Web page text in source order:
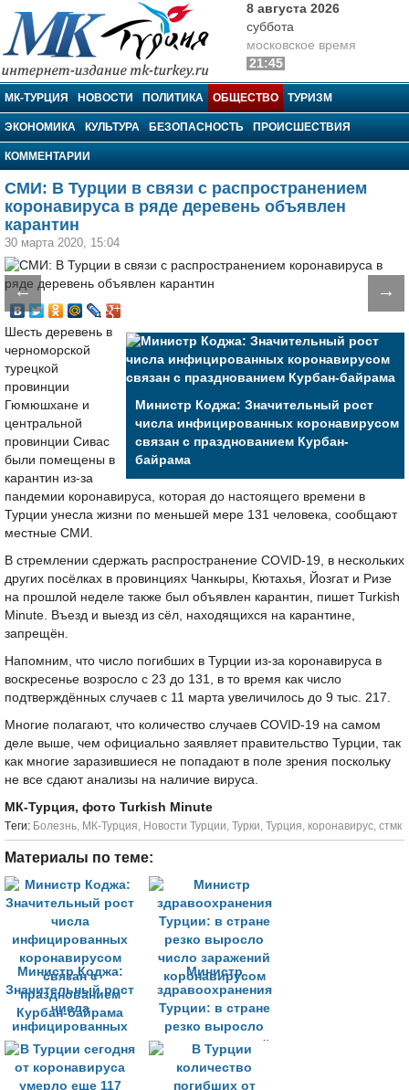
МК-Турция
8 августа 2026
суббота
московское время
21:45
МК-ТУРЦИЯ НОВОСТИ ПОЛИТИКА ОБЩЕСТВО ТУРИЗМ
ЭКОНОМИКА КУЛЬТУРА БЕЗОПАСНОСТЬ ПРОИСШЕСТВИЯ
КОММЕНТАРИИ
СМИ: В Турции в связи с распространением
коронавируса в ряде деревень объявлен
карантин
30 марта 2020, 15:04
← →
Министр Коджа: Значительный рост
числа инфицированных коронавирусом
связан с празднованием Курбан-
байрама
Шесть деревень в
черноморской
турецкой
провинции
Гюмюшхане и
центральной
провинции Сивас
были помещены в
карантин из-за
пандемии коронавируса, которая до настоящего времени в
Турции унесла жизни по меньшей мере 131 человека, сообщают
местные СМИ.
В стремлении сдержать распространение COVID-19, в нескольких
других посёлках в провинциях Чанкыры, Кютахья, Йозгат и Ризе
на прошлой неделе также был объявлен карантин, пишет Turkish
Minute. Въезд и выезд из сёл, находящихся на карантине,
запрещён.
Напомним, что число погибших в Турции из-за коронавируса в
воскресенье возросло с 23 до 131, в то время как число
подтверждённых случаев с 11 марта увеличилось до 9 тыс. 217.
Многие полагают, что количество случаев COVID-19 на самом
деле выше, чем официально заявляет правительство Турции, так
как многие заразившиеся не попадают в поле зрения поскольку
не все сдают анализы на наличие вируса.
МК-Турция, фото Turkish Minute
Tеги: Болезнь, МК-Турция, Новости Турции, Турки, Турция, коронавирус, стмк
Материалы по теме:
Министр Коджа:
Значительный рост
числа
инфицированных
коронавирусом
связан с
празднованием
Министр
здравоохранения
Турции: в стране
резко выросло
число заражений
коронавирусом